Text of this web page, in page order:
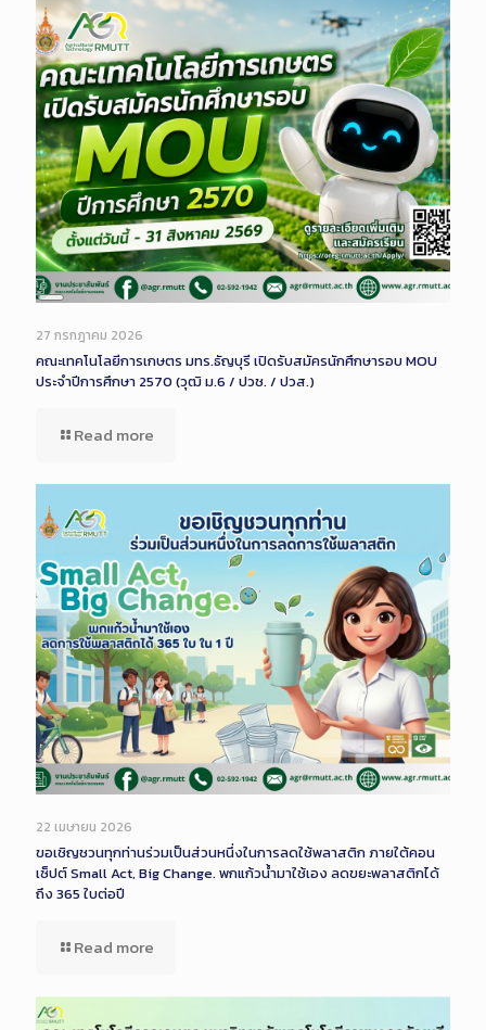
Long
Description
27 กรกฎาคม 2026
คณะเทคโนโลยีการเกษตร มทร.ธัญบุรี เปิดรับสมัครนักศึกษารอบ MOU
ประจำปีการศึกษา 2570 (วุฒิ ม.6 / ปวช. / ปวส.)
Read more
22 เมษายน 2026
ขอเชิญชวนทุกท่านร่วมเป็นส่วนหนึ่งในการลดใช้พลาสติก ภายใต้คอน
เซ็ปต์ Small Act, Big Change. พกแก้วน้ำมาใช้เอง ลดขยะพลาสติกได้
ถึง 365 ใบต่อปี
Read more